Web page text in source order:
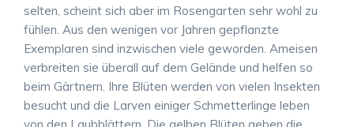
selten, scheint sich aber im Rosengarten sehr wohl zu
fühlen. Aus den wenigen vor Jahren gepflanzte
Exemplaren sind inzwischen viele geworden. Ameisen
verbreiten sie überall auf dem Gelände und helfen so
beim Gärtnern. Ihre Blüten werden von vielen Insekten
besucht und die Larven einiger Schmetterlinge leben